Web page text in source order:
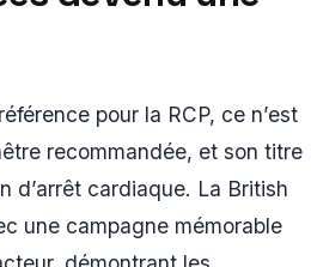
pour la RCP, ce n’est
recommandée, et son titre
d’arrêt cardiaque. La British
une campagne mémorable